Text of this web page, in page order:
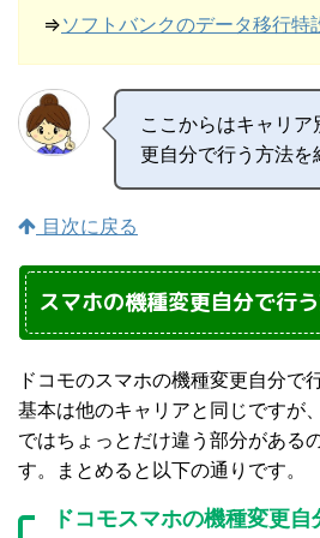
⇒ソフトバンクのデータ移行特
ここからはキャリ
更自分で行う方法を
目次に戻る
スマホの機種変更自分で行
ドコモのスマホの機種変更自分で
基本は他のキャリアと同じですが
ではちょっとだけ違う部分がある
す。まとめると以下の通りです。
ドコモスマホの機種変更